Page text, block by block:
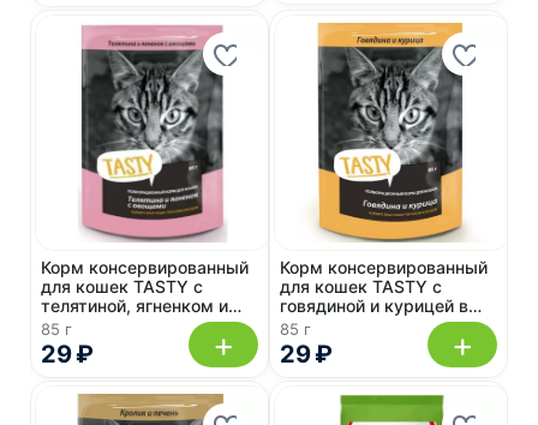
29 ₽
Корм консервированный
для кошек TASTY с
телятиной, ягненком и
овощами в желе 85 г, пауч
85 г + 29 ₽
Корм консервированный
для кошек TASTY с
говядиной и курицей в
желе 85 г, пауч
85 г +